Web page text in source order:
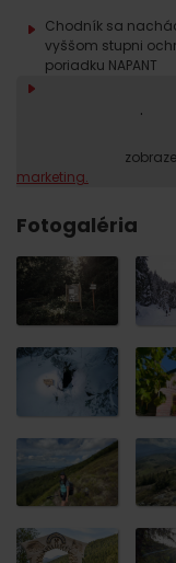
Chodník sa
vyššom stupni
poriadku NAPANT
Prosím, pre
Prosím, pre
marketing.
Fotogaléria